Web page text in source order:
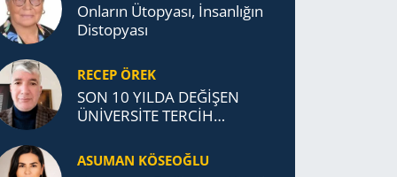
Onların Ütopyası, İnsanlığın
Distopyası
RECEP ÖREK
SON 10 YILDA DEĞİŞEN
ÜNİVERSİTE TERCİH
ASUMAN KÖSEOĞLU